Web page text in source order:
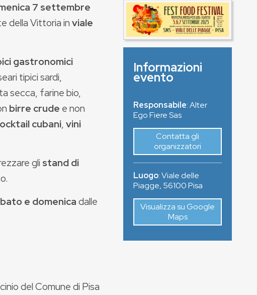
7 settembre
della Vittoria inviale
gastronomici
tipici sardi,
secca, farine bio,
birre crude e non
cubani,vini
gli stand di
e domenicadalle
del Comune di Pisa
Informazioni
evento
Responsabile: Alter
Ego Fiere Sas
Contatta gli
organizzatori
Luogo:Viale delle
Piagge, 56100Pisa
Visualizza su Google
Maps